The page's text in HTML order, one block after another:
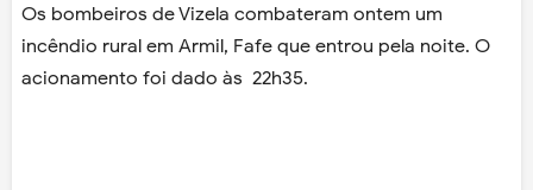
Os bombeiros de Vizela combateram ontem um
incêndio rural em Armil, Fafe que entrou pela noite. O
acionamento foi dado às 22h35.